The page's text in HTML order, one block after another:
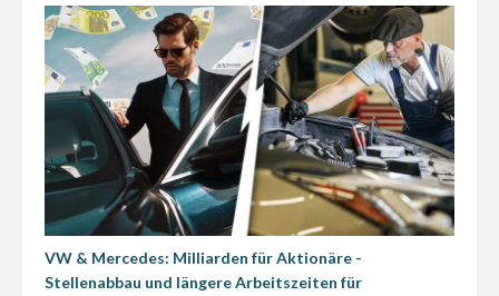
VW & Mercedes: Milliarden für Aktionäre -
Stellenabbau und längere Arbeitszeiten für